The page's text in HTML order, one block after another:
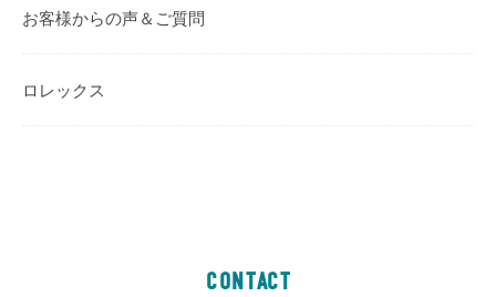
お客様からの声＆ご質問
ロレックス
CONTACT